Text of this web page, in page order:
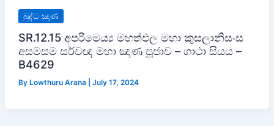
බුද්ධ ඤාණ
SR.12.15 අපරිමෙය්‍ය මහත්ඵල මහා කුසලානිසංස
අසමසම සර්වඥ මහා ඤාණ පූජාව – ගාථා සියය –
B4629
By Lowthuru Arana July 17, 2024